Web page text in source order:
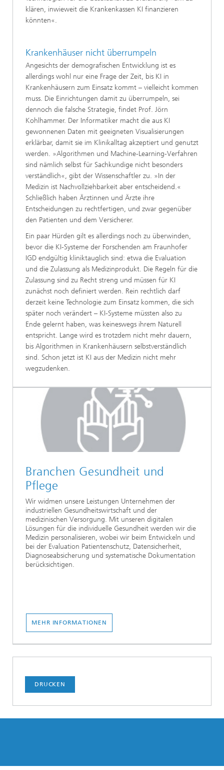
klären, inwieweit die Krankenkassen KI finanzieren
könnten«.
Krankenhäuser nicht überrumpeln
Angesichts der demografischen Entwicklung ist es
allerdings wohl nur eine Frage der Zeit, bis KI in
Krankenhäusern zum Einsatz kommt – vielleicht kommen
muss. Die Einrichtungen damit zu überrumpeln, sei
dennoch die falsche Strategie, findet Prof. Jörn
Kohlhammer. Der Informatiker macht die aus KI
gewonnenen Daten mit geeigneten Visualisierungen
erklärbar, damit sie im Klinikalltag akzeptiert und genutzt
werden. »Algorithmen und Machine-Learning-Verfahren
sind nämlich selbst für Sachkundige nicht besonders
verständlich«, gibt der Wissenschaftler zu. »In der
Medizin ist Nachvollziehbarkeit aber entscheidend.«
Schließlich haben Ärztinnen und Ärzte ihre
Entscheidungen zu rechtfertigen, und zwar gegenüber
den Patienten und dem Versicherer.
Ein paar Hürden gilt es allerdings noch zu überwinden,
bevor die KI-Systeme der Forschenden am Fraunhofer
IGD endgültig kliniktauglich sind: etwa die Evaluation
und die Zulassung als Medizinprodukt. Die Regeln für die
Zulassung sind zu Recht streng und müssen für KI
zunächst noch definiert werden. Rein rechtlich darf
derzeit keine Technologie zum Einsatz kommen, die sich
später noch verändert – KI-Systeme müssten also zu
Ende gelernt haben, was keineswegs ihrem Naturell
entspricht. Lange wird es trotzdem nicht mehr dauern,
bis Algorithmen in Krankenhäusern selbstverständlich
sind. Schon jetzt ist KI aus der Medizin nicht mehr
wegzudenken.
Branchen Gesundheit und
Pflege
Wir widmen unsere Leistungen Unternehmen der
industriellen Gesundheitswirtschaft und der
medizinischen Versorgung. Mit unseren digitalen
Lösungen für die individuelle Gesundheit werden wir die
Medizin personalisieren, wobei wir beim Entwickeln und
bei der Evaluation Patientenschutz, Datensicherheit,
Diagnoseabsicherung und systematische Dokumentation
berücksichtigen.
MEHR INFORMATIONEN
DRUCKEN